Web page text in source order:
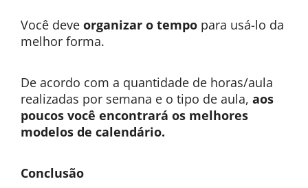
Você deve organizar o tempo para usá-lo da
melhor forma.
De acordo com a quantidade de horas/aula
realizadas por semana e o tipo de aula, aos
poucos você encontrará os melhores
modelos de calendário.
Conclusão